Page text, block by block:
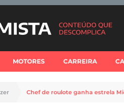
MOTORES CARREIRA
Chef de roulote ganha estrela